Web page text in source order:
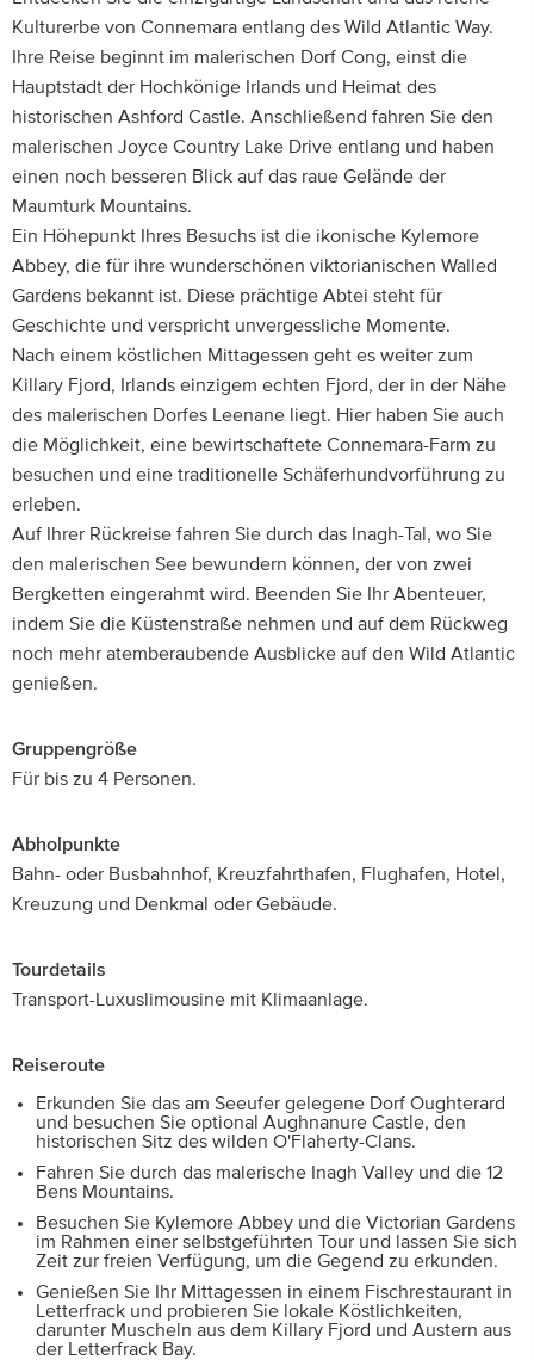
Kulturerbe von Connemara entlang des Wild Atlantic Way.
Ihre Reise beginnt im malerischen Dorf Cong, einst die
Hauptstadt der Hochkönige Irlands und Heimat des
historischen Ashford Castle. Anschließend fahren Sie den
malerischen Joyce Country Lake Drive entlang und haben
einen noch besseren Blick auf das raue Gelände der
Maumturk Mountains.
Ein Höhepunkt Ihres Besuchs ist die ikonische Kylemore
Abbey, die für ihre wunderschönen viktorianischen Walled
Gardens bekannt ist. Diese prächtige Abtei steht für
Geschichte und verspricht unvergessliche Momente.
Nach einem köstlichen Mittagessen geht es weiter zum
Killary Fjord, Irlands einzigem echten Fjord, der in der Nähe
des malerischen Dorfes Leenane liegt. Hier haben Sie auch
die Möglichkeit, eine bewirtschaftete Connemara-Farm zu
besuchen und eine traditionelle Schäferhundvorführung zu
erleben.
Auf Ihrer Rückreise fahren Sie durch das Inagh-Tal, wo Sie
den malerischen See bewundern können, der von zwei
Bergketten eingerahmt wird. Beenden Sie Ihr Abenteuer,
indem Sie die Küstenstraße nehmen und auf dem Rückweg
noch mehr atemberaubende Ausblicke auf den Wild Atlantic
genießen.
Gruppengröße
Für bis zu 4 Personen.
Abholpunkte
Bahn- oder Busbahnhof, Kreuzfahrthafen, Flughafen, Hotel,
Kreuzung und Denkmal oder Gebäude.
Tourdetails
Transport-Luxuslimousine mit Klimaanlage.
Reiseroute
Erkunden Sie das am Seeufer gelegene Dorf Oughterard
und besuchen Sie optional Aughnanure Castle, den
historischen Sitz des wilden O'Flaherty-Clans.
Fahren Sie durch das malerische Inagh Valley und die 12
Bens Mountains.
Besuchen Sie Kylemore Abbey und die Victorian Gardens
im Rahmen einer selbstgeführten Tour und lassen Sie sich
Zeit zur freien Verfügung, um die Gegend zu erkunden.
Genießen Sie Ihr Mittagessen in einem Fischrestaurant in
Letterfrack und probieren Sie lokale Köstlichkeiten,
darunter Muscheln aus dem Killary Fjord und Austern aus
der Letterfrack Bay.